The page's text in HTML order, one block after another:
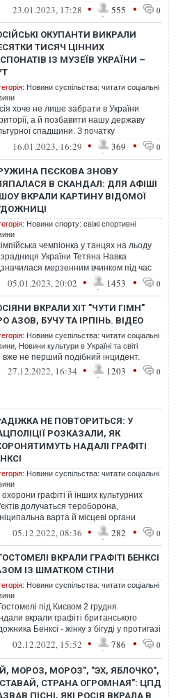
яке він виносив з будинк...
23.01.2023, 17:28 • 555 • 0
ОКУПАНТИ ВИКРАЛИ
ТИСЯЧ ЦІННИХ
ІЗ МУЗЕЇВ УКРАЇНИ –
Новини суспільства: читати соціальні
хоче не лише забрати в України
а й позбавити нашу державу
спадщини. З початку
вторгнення російські
16.01.2023, 16:29 • 369 • 0
ПЄСКОВА ЗНОВУ
В СКАНДАЛ: ДЛЯ АФІШІ
ШОУ ВКРАЛИ КАРТИНУ ВІДОМОЇ
Новини спорту: свіжі спортивні
чемпіонка у танцях на льоду
України Тетяна Навка
мерзенним вчинком під час
власного шоу в Москві.
05.01.2023, 20:02 • 1453 • 0
ВКРАЛИ ХІТ "ЧУТИ ГІМН"
АЗОВ, БУЧУ ТА ІРПІНЬ. ВІДЕО
Новини суспільства: читати соціальні
Новини культури в Україні та світі
вже не перший подібний інцидент.
27.12.2022, 16:34 • 1203 • 0
НЕ ПОВТОРИТЬСЯ: У
РОЗКАЗАЛИ, ЯК
НАДАЛІ ГРАФІТІ
Новини суспільства: читати соціальні
графіті й інших культурних
долучаться тероборона,
варта й місцеві органи
Київської області
05.12.2022, 08:36 • 282 • 0
ВКРАЛИ ГРАФІТІ БЕНКСІ
ІЗ ШМАТКОМ СТІНИ
Новини суспільства: читати соціальні
під Києвом 2 грудня
вкрали графіті британського
Бенксі - жінку з бігуді у протигазі
з вогнегасником. Невідомі зрізали...
02.12.2022, 15:52 • 786 • 0
МОРОЗ, МОРОЗ", "ЭХ, ЯБЛОЧКО",
СТРАНА ОГРОМНАЯ": ЦПД
ПІСНІ, ЯКІ РОСІЯ ВКРАЛА В